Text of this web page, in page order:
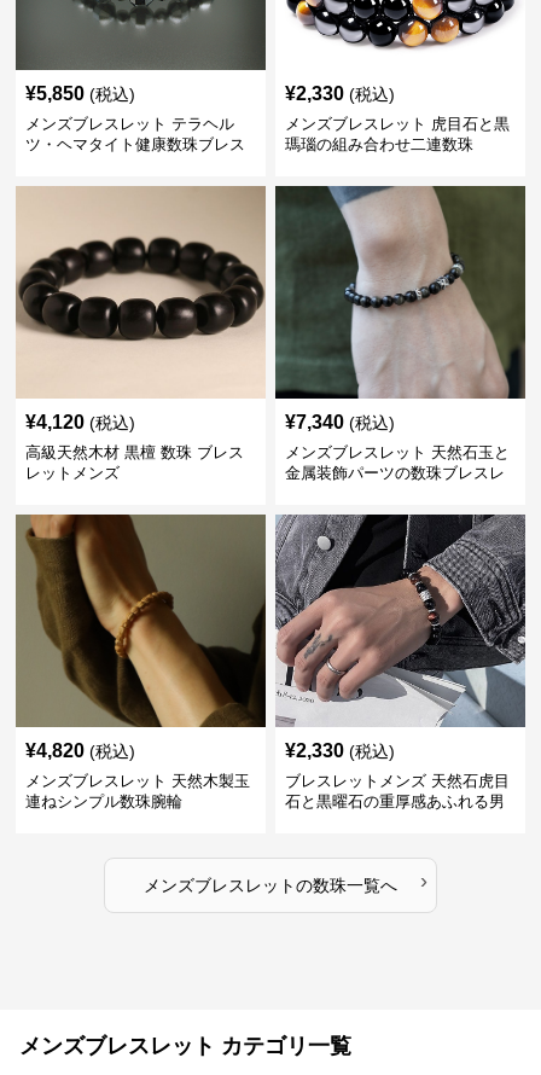
¥5,850 (税込)
メンズブレスレット テラヘル
ツ・ヘマタイト健康数珠ブレス
¥2,330 (税込)
メンズブレスレット 虎目石と黒
瑪瑙の組み合わせ二連数珠
¥4,120 (税込)
高級天然木材 黒檀 数珠 ブレス
レットメンズ
¥7,340 (税込)
メンズブレスレット 天然石玉と
金属装飾パーツの数珠ブレスレ
¥4,820 (税込)
メンズブレスレット 天然木製玉
連ねシンプル数珠腕輪
¥2,330 (税込)
ブレスレットメンズ 天然石虎目
石と黒曜石の重厚感あふれる男
メンズブレスレットの数珠一覧へ ›
メンズブレスレット カテゴリ一覧